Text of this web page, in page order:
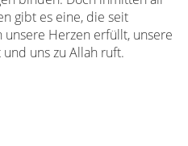
gibt es eine, die seit
unsere Herzen erfüllt, unsere
uns zu Allah ruft.